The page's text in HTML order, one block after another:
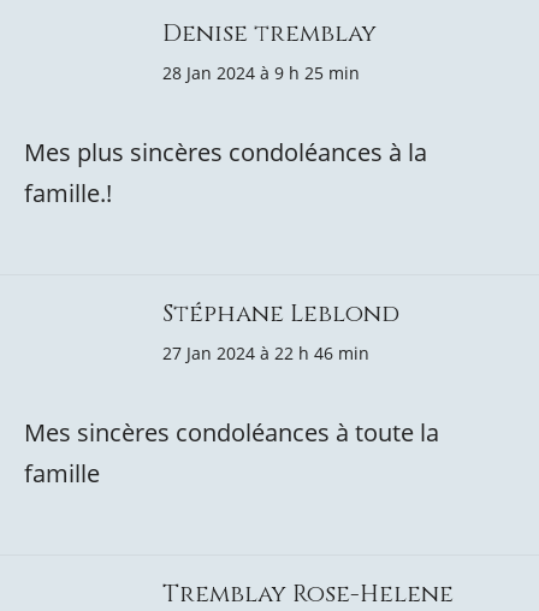
Denise tremblay
28 Jan 2024 à 9 h 25 min
Mes plus sincères condoléances à la
famille.!
Stéphane Leblond
27 Jan 2024 à 22 h 46 min
Mes sincères condoléances à toute la
famille
Tremblay Rose-Helene